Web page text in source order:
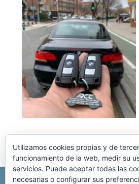
Utilizamos cookies propias y de
funcionamiento de la web, medir su
servicios. Puede aceptar todas las
necesarias o configurar sus